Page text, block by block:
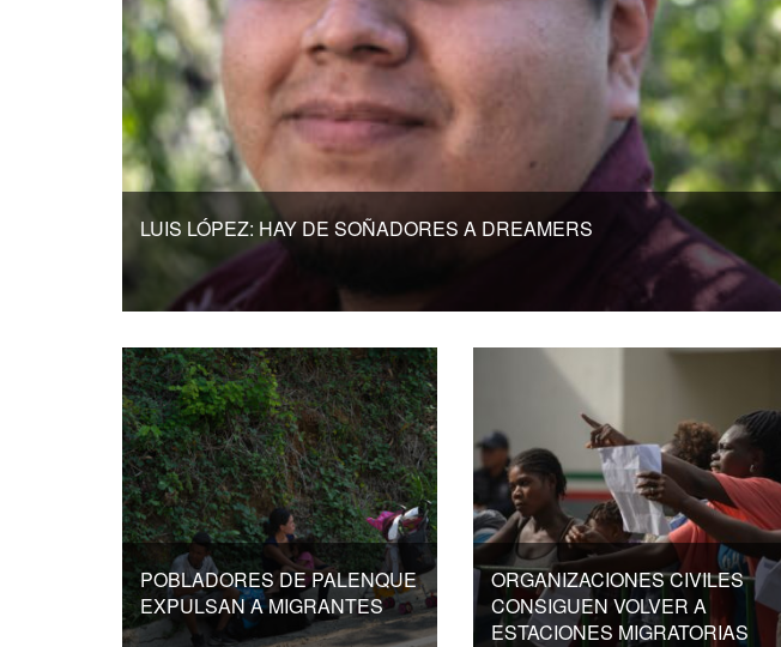
LUIS LÓPEZ: HAY DE SOÑADORES A DREAMERS
POBLADORES DE PALENQUE
EXPULSAN A MIGRANTES
ORGANIZACIONES CIVILES
CONSIGUEN VOLVER A
ESTACIONES MIGRATORIAS